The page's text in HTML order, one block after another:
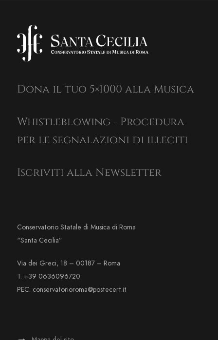
Dona il tuo 5×1000 alla Musica
Whistleblowing - Procedura
per le segnalazioni di illeciti
Iscriviti alla Newsletter
Conservatorio Statale di Musica di Roma
“Santa Cecilia”
Via dei Greci, 18 – 00187 – Roma
T. +39 0636096720
PEC: conservatorioroma@postecert.it